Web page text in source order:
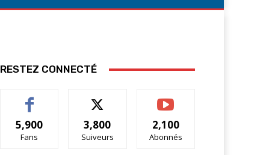
RESTEZ CONNECTÉ
5,900
Fans
3,800
Suiveurs
2,100
Abonnés